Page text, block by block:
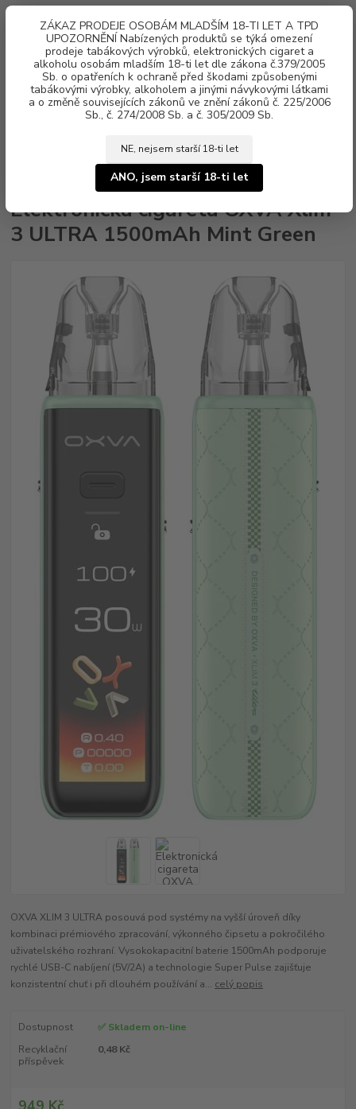
ZÁKAZ PRODEJE OSOBÁM MLADŠÍM 18-TI LET A TPD
UPOZORNĚNÍ Nabízených produktů se týká omezení
prodeje tabákových výrobků, elektronických cigaret a
alkoholu osobám mladším 18-ti let dle zákona č.379/2005
Sb. o opatřeních k ochraně před škodami způsobenými
tabákovými výrobky, alkoholem a jinými návykovými látkami
a o změně souvisejících zákonů ve znění zákonů č. 225/2006
Sb., č. 274/2008 Sb. a č. 305/2009 Sb.
NE, nejsem starší 18-ti let
ANO, jsem starší 18-ti let
Menu
za0 Kč
ULTRA 1500mAh Mint Green
Elektronická cigareta OXVA Xlim
3 ULTRA 1500mAh Mint Green
OXVA XLIM 3 ULTRA posouvá pod systémy na vyšší úroveň díky
kombinaci prémiového zpracování, výkonného čipsetu a pokročilého
uživatelského rozhraní. Vysokokapacitní baterie 1500mAh podporuje
rychlé USB-C nabíjení (5V/2A) a technologie Super Pulse zajišťuje
konzistentní chuť i při dlouhém používání a... celý popis
Dostupnost
✅ Skladem on-line
Recyklační
příspěvek
0,48 Kč